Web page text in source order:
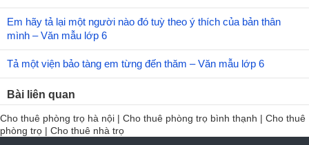
Em hãy tả lại một người nào đó tuỳ theo ý thích của bản thân
mình – Văn mẫu lớp 6
Tả một viện bảo tàng em từng đến thăm – Văn mẫu lớp 6
Bài liên quan
Cho thuê phòng trọ hà nội | Cho thuê phòng trọ bình thạnh | Cho thuê
phòng trọ | Cho thuê nhà trọ